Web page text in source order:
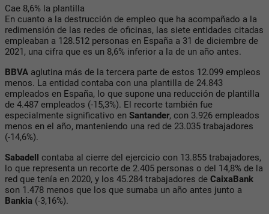
Cae 8,6% la plantilla
En cuanto a la destrucción de empleo que ha acompañado a la
redimensión de las redes de oficinas, las siete entidades citadas
empleaban a 128.512 personas en España a 31 de diciembre de
2021, una cifra que es un 8,6% inferior a la de un año antes.
BBVA aglutina más de la tercera parte de estos 12.099 empleos
menos. La entidad contaba con una plantilla de 24.843
empleados en España, lo que supone una reducción de plantilla
de 4.487 empleados (-15,3%). El recorte también fue
especialmente significativo en Santander, con 3.926 empleados
menos en el año, manteniendo una red de 23.035 trabajadores
(-14,6%).
Sabadell contaba al cierre del ejercicio con 13.855 trabajadores,
lo que representa un recorte de 2.405 personas o del 14,8% de la
red que tenía en 2020, y los 45.284 trabajadores de CaixaBank
son 1.478 menos que los que sumaba un año antes junto a
Bankia (-3,16%).